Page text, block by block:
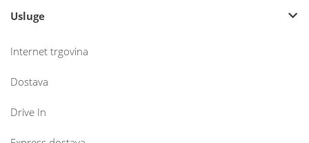
Usluge
Internet trgovina
Dostava
Drive In